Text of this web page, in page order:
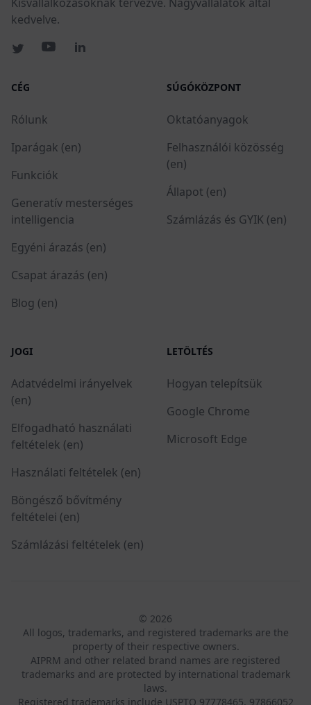
kedvelve.
CÉG
Rólunk
Iparágak (en)
Funkciók
Generatív mesterséges
intelligencia
Egyéni árazás (en)
Csapat árazás (en)
Blog (en)
SÚGÓKÖZPONT
Oktatóanyagok
Felhasználói közösség
(en)
Állapot (en)
Számlázás és GYIK (en)
JOGI
Adatvédelmi irányelvek
(en)
Elfogadható használati
feltételek (en)
Használati feltételek (en)
Böngésző bővítmény
feltételei (en)
Számlázási feltételek (en)
LETÖLTÉS
Hogyan telepítsük
Google Chrome
Microsoft Edge
© 2026
All logos, trademarks, and registered trademarks are the
property of their respective owners.
AIPRM and other related brand names are registered
trademarks and are protected by international trademark
laws.
Registered trademarks include USPTO 97778465, 97866052